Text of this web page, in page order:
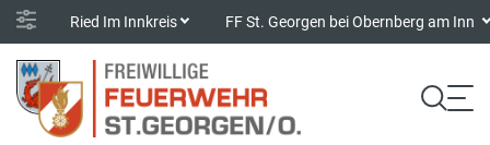
Ried Im Innkreis FF St. Georgen bei Obernberg am Inn